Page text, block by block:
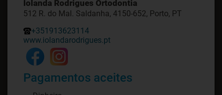
Iolanda Rodrigues Ortodontia
512 R. do Mal. Saldanha, 4150-652, Porto, PT
+351913623114
www.iolandarodrigues.pt
Pagamentos aceites